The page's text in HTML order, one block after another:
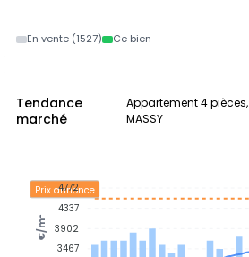
En vente (1527) Ce bien
Tendance
marché
Appartement 4 pièces,
MASSY
Prix annonce
4772
4337
3902
3467
€/m²